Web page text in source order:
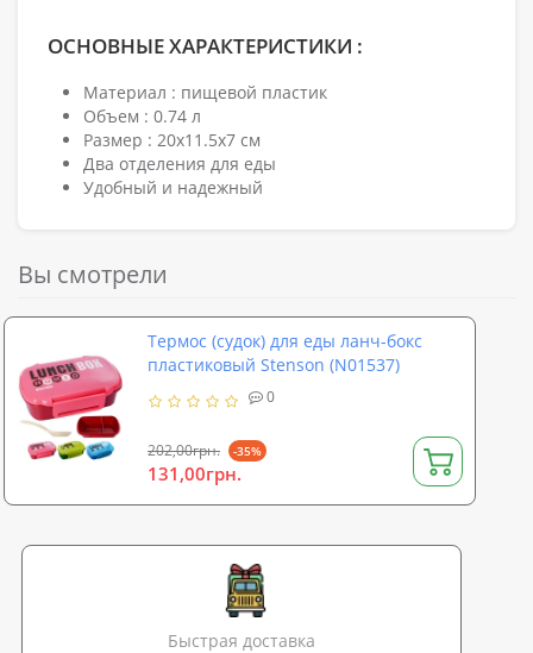
ОСНОВНЫЕ ХАРАКТЕРИСТИКИ :
Материал : пищевой пластик
Объем : 0.74 л
Размер : 20х11.5х7 см
Два отделения для еды
Удобный и надежный
Вы смотрели
Термос (судок) для еды ланч-бокс
пластиковый Stenson (N01537)
0
202,00грн. -35%
131,00грн.
Быстрая доставка